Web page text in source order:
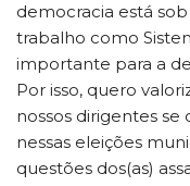
democracia está
trabalho como
importante para a
Por isso, quero
nossos dirigentes
nessas eleições
questões dos(as)